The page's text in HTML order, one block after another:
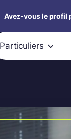
Avez-vous le profil
Particuliers